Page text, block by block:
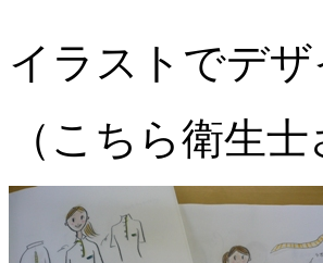
イラストでデ
（こちら衛生